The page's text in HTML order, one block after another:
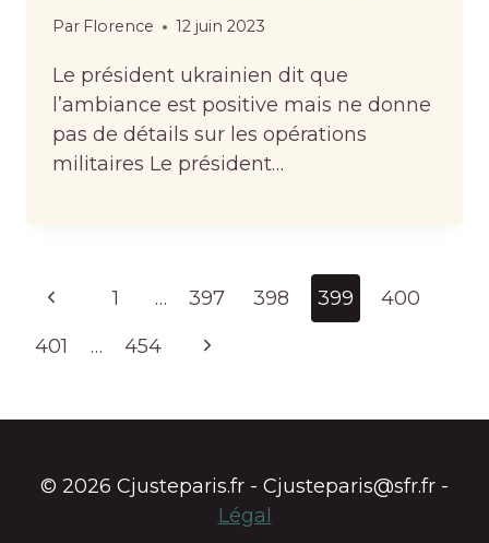
Par Florence 12 juin 2023
Le président ukrainien dit que
l’ambiance est positive mais ne donne
pas de détails sur les opérations
militaires Le président…
Page
Previous
Page
1 … 397 398 399
400
401
… 454
Next
© 2026 Cjusteparis.fr - Cjusteparis@sfr.fr -
Légal